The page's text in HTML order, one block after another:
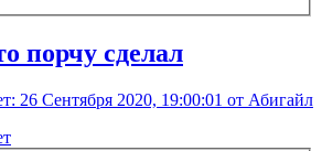
порчу сделал
26 Сентября 2020, 19:00:01 от Абигайл